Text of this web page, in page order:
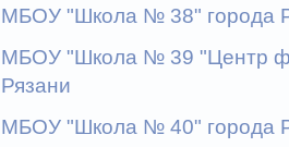
МБОУ "Школа № 38" города
МБОУ "Школа № 39 "Центр
Рязани
МБОУ "Школа № 40" города